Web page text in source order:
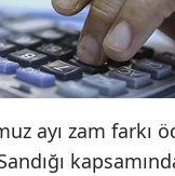
ayı zam farkı